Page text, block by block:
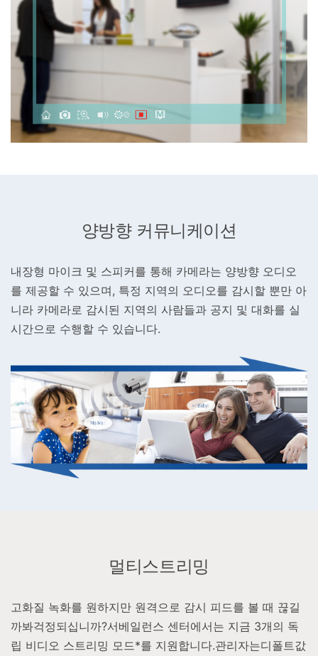
양방향 커뮤니케이션
내장형 마이크 및 스피커를 통해 카메라는 양방향 오디오
를 제공할 수 있으며, 특정 지역의 오디오를 감시할 뿐만 아
니라 카메라로 감시된 지역의 사람들과 공지 및 대화를 실
시간으로 수행할 수 있습니다.
멀티스트리밍
고화질 녹화를 원하지만 원격으로 감시 피드를 볼 때 끊길
까봐걱정되십니까?서베일런스 센터에서는 지금 3개의 독
립 비디오 스트리밍 모드*를 지원합니다.관리자는디폴트값